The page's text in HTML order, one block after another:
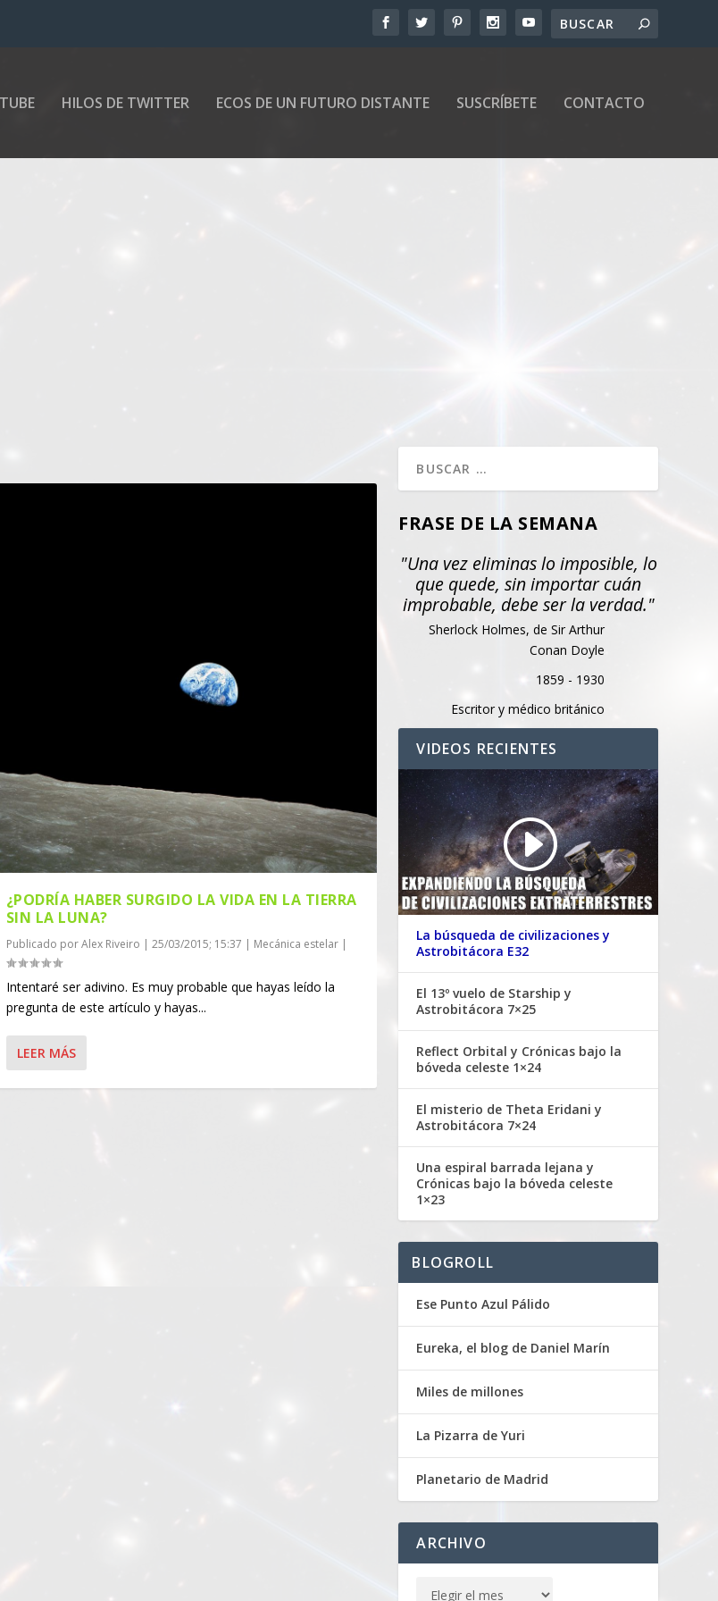
HILOS DE TWITTER ECOS DE UN FUTURO DISTANTE SUSCRÍBETE CONTACTO
¿PODRÍA HABER SURGIDO LA VIDA EN LA TIERRA
SIN LA LUNA?
Publicado porAlex Riveiro | 25/03/2015; 15:37 | Mecánica estelar|
Intentaré ser adivino. Es muy probable que hayas leído la
pregunta de este artículo y hayas...
LEER MÁS
FRASE DE LA SEMANA
"Una vez eliminas lo imposible, lo
que quede, sin importar cuán
improbable, debe ser la verdad."
Sherlock Holmes, de Sir Arthur
Conan Doyle
1859 - 1930
Escritor y médico británico
VIDEOS RECIENTES
La búsqueda de civilizaciones y
Astrobitácora E32
El 13º vuelo de Starship y
Astrobitácora 7×25
Reflect Orbital y Crónicas bajo la
bóveda celeste 1×24
El misterio de Theta Eridani y
Astrobitácora 7×24
Una espiral barrada lejana y
Crónicas bajo la bóveda celeste
1×23
BLOGROLL
Ese Punto Azul Pálido
Eureka, el blog de Daniel Marín
Miles de millones
La Pizarra de Yuri
Planetario de Madrid
ARCHIVO